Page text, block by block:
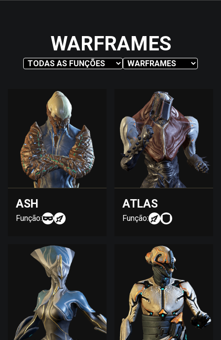
WARFRAMES
ASH
Função:
ATLAS
Função: